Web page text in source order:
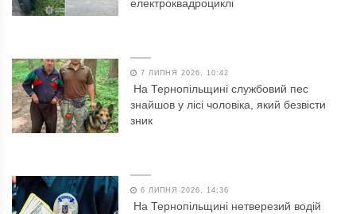
електроквадроциклі
7 ЛИПНЯ 2026, 10:42
На Тернопільщині службовий пес
знайшов у лісі чоловіка, який безвісти
зник
6 ЛИПНЯ 2026, 14:36
На Тернопільщині нетверезий водій